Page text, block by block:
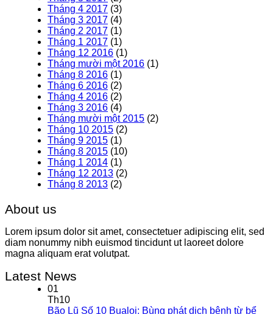
Tháng 4 2017 (3)
Tháng 3 2017 (4)
Tháng 2 2017 (1)
Tháng 1 2017 (1)
Tháng 12 2016 (1)
Tháng mười một 2016 (1)
Tháng 8 2016 (1)
Tháng 6 2016 (2)
Tháng 4 2016 (2)
Tháng 3 2016 (4)
Tháng mười một 2015 (2)
Tháng 10 2015 (2)
Tháng 9 2015 (1)
Tháng 8 2015 (10)
Tháng 1 2014 (1)
Tháng 12 2013 (2)
Tháng 8 2013 (2)
About us
Lorem ipsum dolor sit amet, consectetuer adipiscing elit, sed
diam nonummy nibh euismod tincidunt ut laoreet dolore
magna aliquam erat volutpat.
Latest News
01
Th10
Bão Lũ Số 10 Bualoi: Bùng phát dịch bệnh từ bể